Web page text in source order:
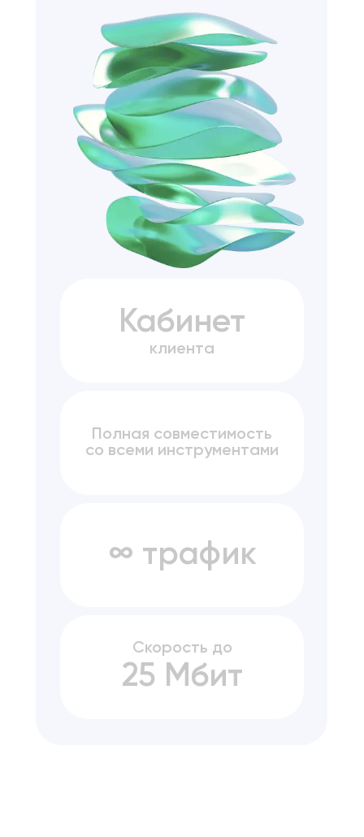
Кабинет
клиента
Полная совместимость
со всеми инструментами
∞ трафик
25 Мбит
Скорость до